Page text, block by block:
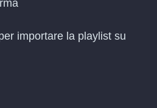
importare la playlist su